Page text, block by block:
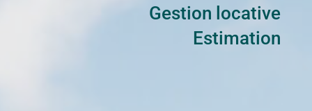
Gestion locative
Estimation